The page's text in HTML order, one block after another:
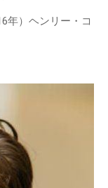
年）ヘンリー・コ